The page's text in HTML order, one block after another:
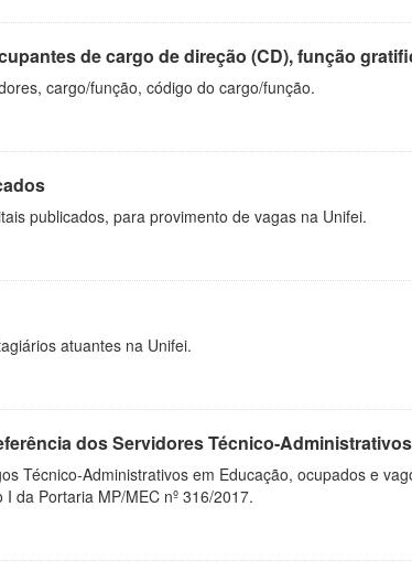
de cargo de direção (CD), função
cargo/função, código do cargo/função.
publicados, para provimento de vagas na Unifei.
atuantes na Unifei.
dos Servidores Técnico-
Técnico-Administrativos em Educação, ocupados e
da Portaria MP/MEC nº 316/2017.